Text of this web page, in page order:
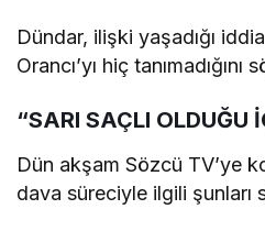
Dündar, ilişki yaşadığı
Orancı’yı hiç tanımadığını
“SARI SAÇLI OLDUĞU
Dün akşam Sözcü TV’ye
dava süreciyle ilgili şunları